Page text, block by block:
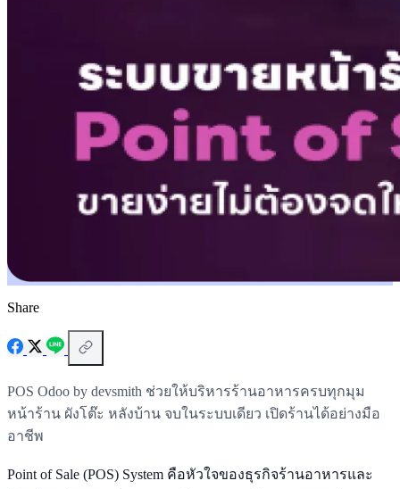
Share
POS Odoo by devsmith ช่วยให้บริหารร้านอาหารครบทุกมุม
หน้าร้าน ผังโต๊ะ หลังบ้าน จบในระบบเดียว เปิดร้านได้อย่างมือ
อาชีพ
Point of Sale (POS) System คือหัวใจของธุรกิจร้านอาหารและ